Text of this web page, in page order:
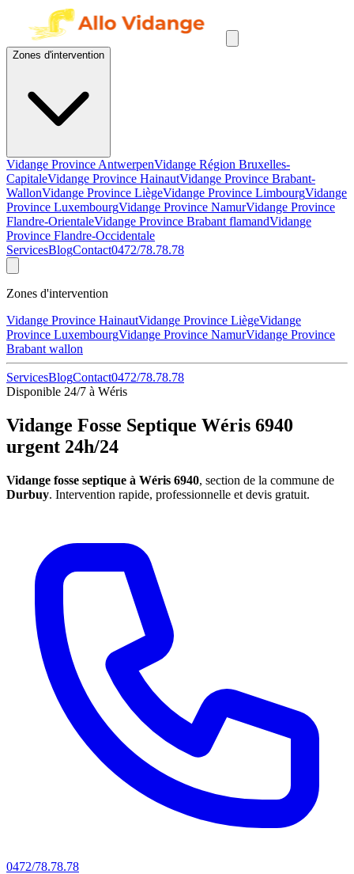
Zones d'intervention
Vidange Province AntwerpenVidange Région Bruxelles-
CapitaleVidange Province HainautVidange Province Brabant-
WallonVidange Province LiègeVidange Province LimbourgVidange
Province LuxembourgVidange Province NamurVidange Province
Flandre-OrientaleVidange Province Brabant flamandVidange
Province Flandre-Occidentale
ServicesBlogContact0472/78.78.78
Zones d'intervention
Vidange Province HainautVidange Province LiègeVidange
Province LuxembourgVidange Province NamurVidange Province
Brabant wallon
ServicesBlogContact0472/78.78.78
Disponible 24/7 à Wéris
Vidange Fosse Septique Wéris 6940
urgent 24h/24
Vidange fosse septique à Wéris 6940, section de la commune de
Durbuy. Intervention rapide, professionnelle et devis gratuit.
0472/78.78.78